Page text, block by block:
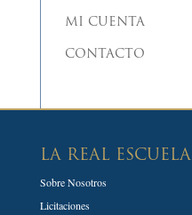
MI CUENTA
CONTACTO
LA REAL ESCUELA
Sobre Nosotros
Licitaciones